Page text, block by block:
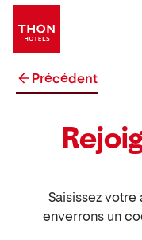
Précédent
Saisissez
enverrons un